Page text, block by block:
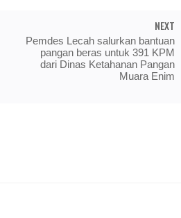
NEXT
Pemdes Lecah salurkan bantuan
pangan beras untuk 391 KPM
dari Dinas Ketahanan Pangan
Muara Enim